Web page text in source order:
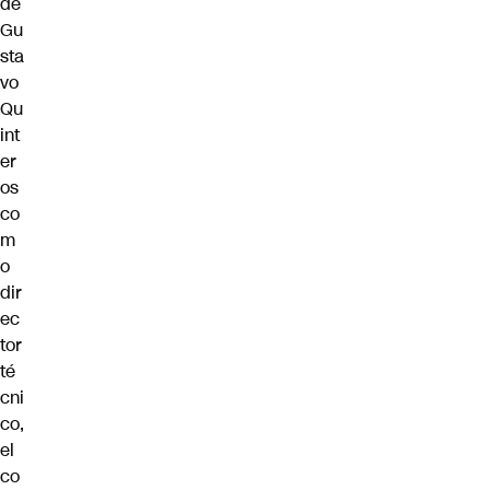
Gu
sta
vo
Qu
int
er
os
co
m
o
dir
ec
tor
té
cni
co,
el
co